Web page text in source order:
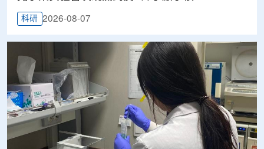
科研 2026-08-07